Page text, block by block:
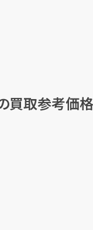
の買取参考価格